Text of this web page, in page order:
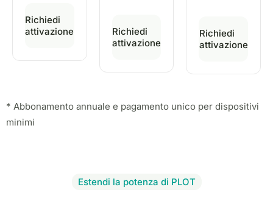
Richiedi
attivazione
Richiedi
attivazione
Richiedi
attivazione
* Abbonamento annuale e pagamento unico per dispositivi
minimi
Estendi la potenza di PLOT